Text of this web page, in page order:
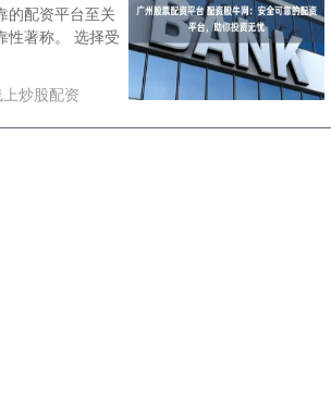
的配资平台至关
性著称。 选择受
炒股配资